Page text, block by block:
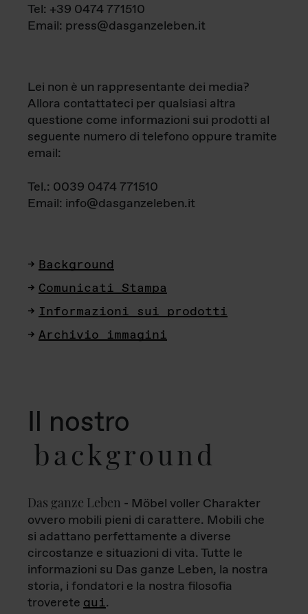
Tel: +39 0474 771510
Email: press@dasganzeleben.it
Lei non è un rappresentante dei media?
Allora contattateci per qualsiasi altra
questione come informazioni sui prodotti al
seguente numero di telefono oppure tramite
email:
Tel.: 0039 0474 771510
Email: info@dasganzeleben.it
Background
Comunicati Stampa
Informazioni sui prodotti
Archivio immagini
Il nostro
background
Das ganze Leben - Möbel voller Charakter
ovvero mobili pieni di carattere. Mobili che
si adattano perfettamente a diverse
circostanze e situazioni di vita. Tutte le
informazioni su Das ganze Leben, la nostra
storia, i fondatori e la nostra filosofia
troverete qui.